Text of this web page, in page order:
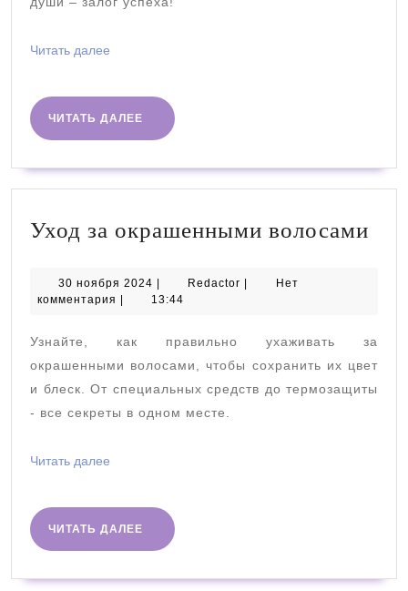
Читать далее
ЧИТАТЬ ДАЛЕЕ
ЧИТАТЬ
ДАЛЕЕ
Уход за окрашенными волосами
30 ноября 2024 30
ноября
| Redactor Redactor
|
Нет
комментария | 13:44
Узнайте, как правильно ухаживать за
окрашенными волосами, чтобы сохранить их цвет
и блеск. От специальных средств до термозащиты
- все секреты в одном месте.
Читать далее
ЧИТАТЬ ДАЛЕЕ
ЧИТАТЬ
ДАЛЕЕ